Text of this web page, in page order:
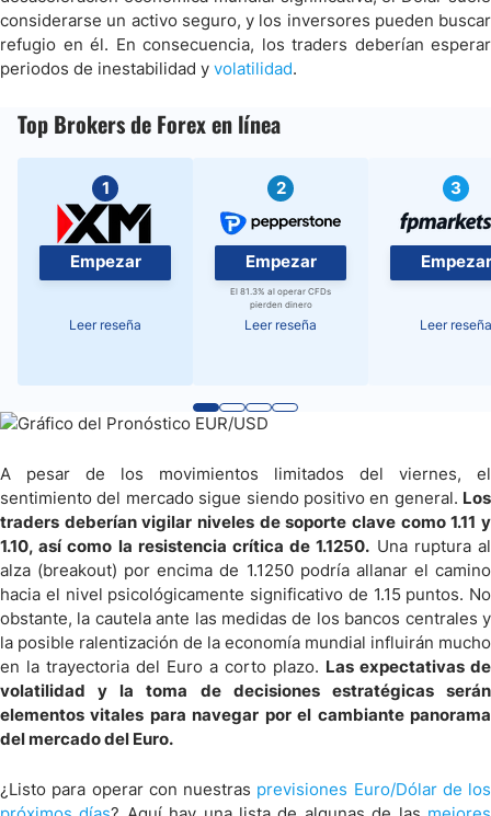
considerarse un activo seguro, y los inversores pueden buscar
refugio en él. En consecuencia, los traders deberían esperar
periodos de inestabilidad y volatilidad.
Top Brokers de Forex en línea
1
Empezar
Leer reseña
2
Empezar
El 81.3% al operar CFDs
pierden dinero
Leer reseña
3
Empezar
Leer reseña
A pesar de los movimientos limitados del viernes, el
sentimiento del mercado sigue siendo positivo en general. Los
traders deberían vigilar niveles de soporte clave como 1.11 y
1.10, así como la resistencia crítica de 1.1250. Una ruptura al
alza (breakout) por encima de 1.1250 podría allanar el camino
hacia el nivel psicológicamente significativo de 1.15 puntos. No
obstante, la cautela ante las medidas de los bancos centrales y
la posible ralentización de la economía mundial influirán mucho
en la trayectoria del Euro a corto plazo. Las expectativas de
volatilidad y la toma de decisiones estratégicas serán
elementos vitales para navegar por el cambiante panorama
del mercado del Euro.
¿Listo para operar con nuestras previsiones Euro/Dólar de los